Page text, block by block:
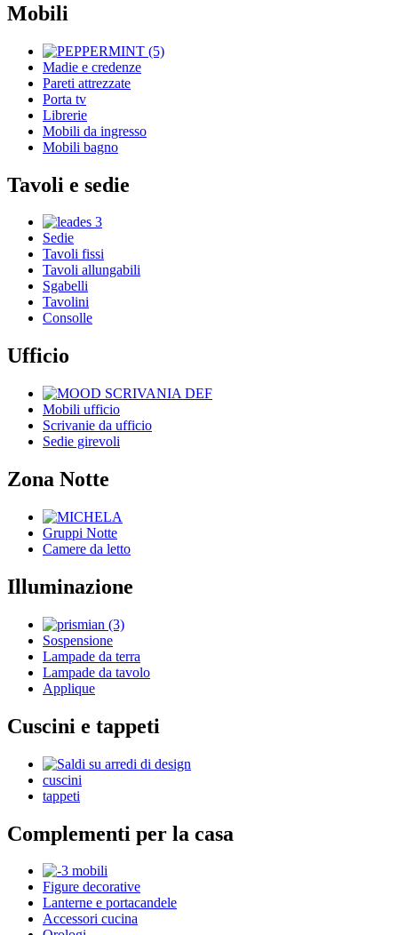
Mobili
Madie e credenze
Pareti attrezzate
Porta tv
Librerie
Mobili da ingresso
Mobili bagno
Tavoli e sedie
Sedie
Tavoli fissi
Tavoli allungabili
Sgabelli
Tavolini
Consolle
Ufficio
Mobili ufficio
Scrivanie da ufficio
Sedie girevoli
Zona Notte
Gruppi Notte
Camere da letto
Illuminazione
Sospensione
Lampade da terra
Lampade da tavolo
Applique
Cuscini e tappeti
cuscini
tappeti
Complementi per la casa
Figure decorative
Lanterne e portacandele
Accessori cucina